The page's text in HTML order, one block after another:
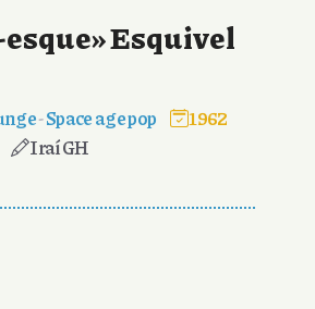
Esquivel
-Space age pop
1962
Iraí GH